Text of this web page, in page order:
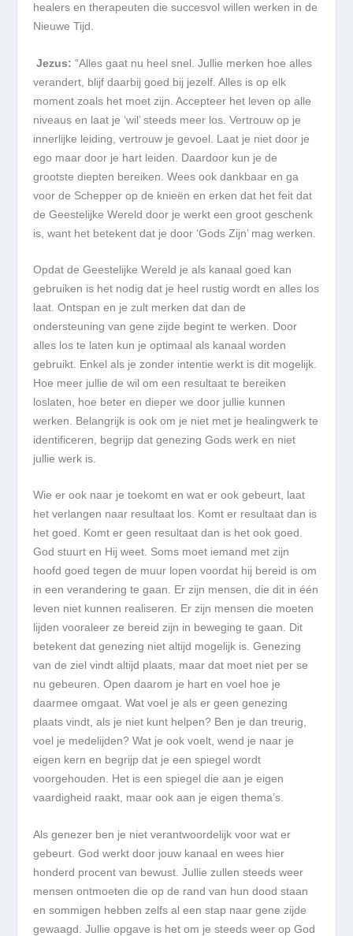
healers en therapeuten die succesvol willen werken in de
Nieuwe Tijd.
Jezus: “Alles gaat nu heel snel. Jullie merken hoe alles
verandert, blijf daarbij goed bij jezelf. Alles is op elk
moment zoals het moet zijn. Accepteer het leven op alle
niveaus en laat je ‘wil’ steeds meer los. Vertrouw op je
innerlijke leiding, vertrouw je gevoel. Laat je niet door je
ego maar door je hart leiden. Daardoor kun je de
grootste diepten bereiken. Wees ook dankbaar en ga
voor de Schepper op de knieën en erken dat het feit dat
de Geestelijke Wereld door je werkt een groot geschenk
is, want het betekent dat je door ‘Gods Zijn’ mag werken.
Opdat de Geestelijke Wereld je als kanaal goed kan
gebruiken is het nodig dat je heel rustig wordt en alles los
laat. Ontspan en je zult merken dat dan de
ondersteuning van gene zijde begint te werken. Door
alles los te laten kun je optimaal als kanaal worden
gebruikt. Enkel als je zonder intentie werkt is dit mogelijk.
Hoe meer jullie de wil om een resultaat te bereiken
loslaten, hoe beter en dieper we door jullie kunnen
werken. Belangrijk is ook om je niet met je healingwerk te
identificeren, begrijp dat genezing Gods werk en niet
jullie werk is.
Wie er ook naar je toekomt en wat er ook gebeurt, laat
het verlangen naar resultaat los. Komt er resultaat dan is
het goed. Komt er geen resultaat dan is het ook goed.
God stuurt en Hij weet. Soms moet iemand met zijn
hoofd goed tegen de muur lopen voordat hij bereid is om
in een verandering te gaan. Er zijn mensen, die dit in één
leven niet kunnen realiseren. Er zijn mensen die moeten
lijden vooraleer ze bereid zijn in beweging te gaan. Dit
betekent dat genezing niet altijd mogelijk is. Genezing
van de ziel vindt altijd plaats, maar dat moet niet per se
nu gebeuren. Open daarom je hart en voel hoe je
daarmee omgaat. Wat voel je als er geen genezing
plaats vindt, als je niet kunt helpen? Ben je dan treurig,
voel je medelijden? Wat je ook voelt, wend je naar je
eigen kern en begrijp dat je een spiegel wordt
voorgehouden. Het is een spiegel die aan je eigen
vaardigheid raakt, maar ook aan je eigen thema’s.
Als genezer ben je niet verantwoordelijk voor wat er
gebeurt. God werkt door jouw kanaal en wees hier
honderd procent van bewust. Jullie zullen steeds weer
mensen ontmoeten die op de rand van hun dood staan
en sommigen hebben zelfs al een stap naar gene zijde
gewaagd. Jullie opgave is het om je steeds weer op God